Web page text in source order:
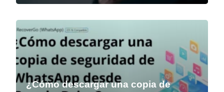
¿Cómo descargar una copia de